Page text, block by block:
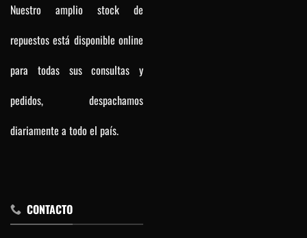
Nuestro amplio stock de
repuestos está disponible online
para todas sus consultas y
pedidos, despachamos
diariamente a todo el país.
CONTACTO